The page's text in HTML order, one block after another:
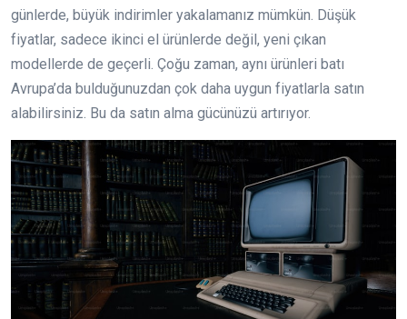
günlerde, büyük indirimler yakalamanız mümkün. Düşük
fiyatlar, sadece ikinci el ürünlerde değil, yeni çıkan
modellerde de geçerli. Çoğu zaman, aynı ürünleri batı
Avrupa’da bulduğunuzdan çok daha uygun fiyatlarla satın
alabilirsiniz. Bu da satın alma gücünüzü artırıyor.